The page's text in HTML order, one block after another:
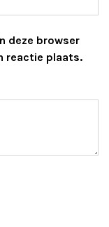
deze browser
reactie plaats.